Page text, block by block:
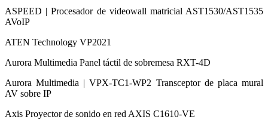
ASPEED | Procesador de videowall matricial AST1530/AST1535
AVoIP
ATEN Technology VP2021
Aurora Multimedia Panel táctil de sobremesa RXT-4D
Aurora Multimedia | VPX-TC1-WP2 Transceptor de placa mural
AV sobre IP
Axis Proyector de sonido en red AXIS C1610-VE